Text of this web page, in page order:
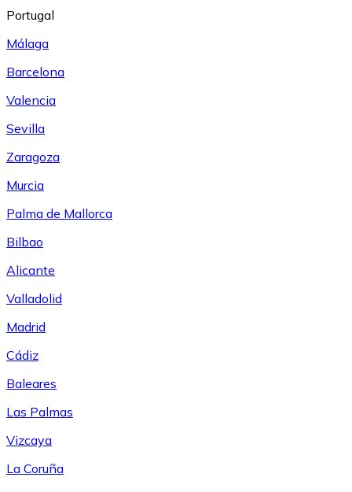
Portugal
Málaga
Barcelona
Valencia
Sevilla
Zaragoza
Murcia
Palma de Mallorca
Bilbao
Alicante
Valladolid
Madrid
Cádiz
Baleares
Las Palmas
Vizcaya
La Coruña